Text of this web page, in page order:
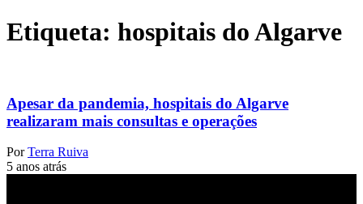
Etiqueta: hospitais do Algarve
Apesar da pandemia, hospitais do Algarve
realizaram mais consultas e operações
Por Terra Ruiva
5 anos atrás